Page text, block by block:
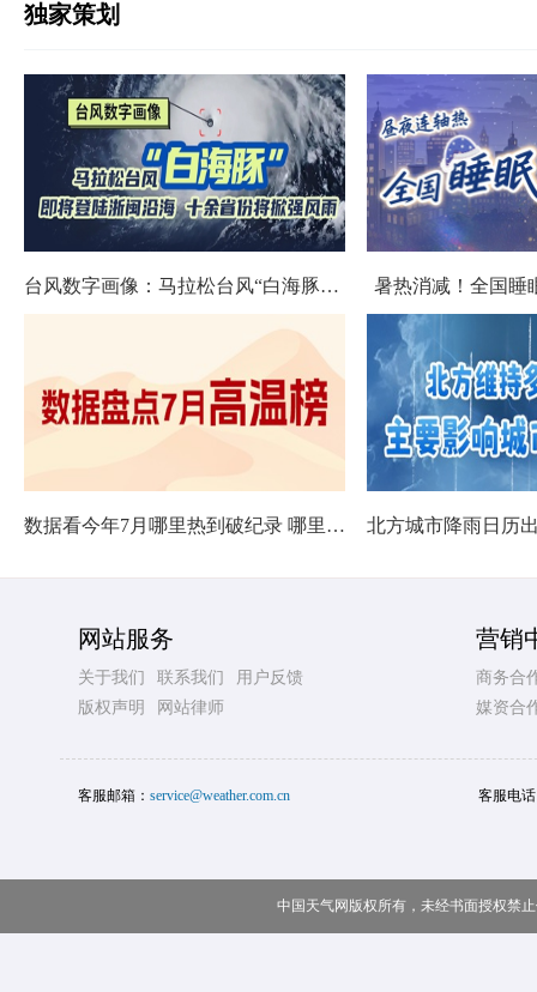
独家策划
台风数字画像：马拉松台风“白海豚”将影响十余省份 暑热消减！全国睡
数据看今年7月哪里热到破纪录 哪里暑热连轴转
网站服务
关于我们 联系我们
用户反馈
版权声明
网站律师
营销
商务合
媒资合
客服邮箱： service@weather.com.cn 客服电
中国天气网版权所有，未经书面授权